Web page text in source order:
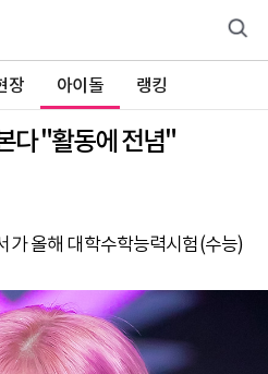
장 아이돌 랭킹
다 "활동에 전념"
가 올해 대학수학능력시험(수능)